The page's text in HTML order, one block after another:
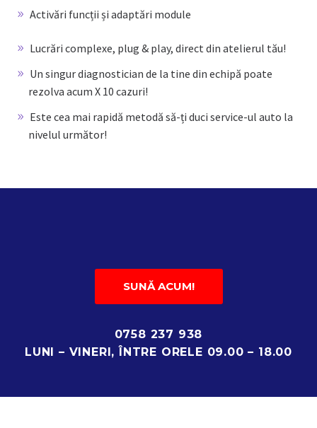
Activări funcții și adaptări module
Lucrări complexe, plug & play, direct din atelierul tău!
Un singur diagnostician de la tine din echipă poate
rezolva acum X 10 cazuri!
Este cea mai rapidă metodă să-ți duci service-ul auto la
nivelul următor!
SUNĂ ACUM!
0758 237 938
LUNI – VINERI, ÎNTRE ORELE 09.00 – 18.00